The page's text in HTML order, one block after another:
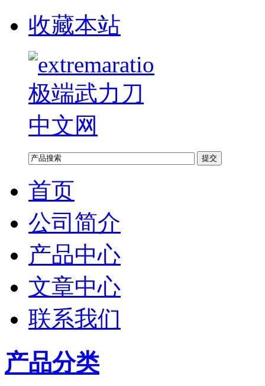
收藏本站
首页
公司简介
产品中心
文章中心
联系我们
产品分类